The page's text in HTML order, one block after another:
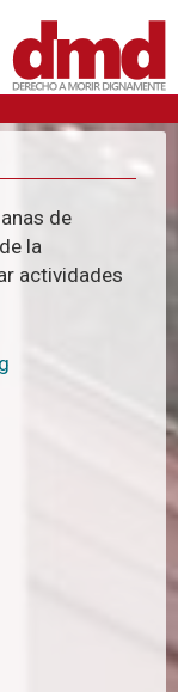
de
la
actividades